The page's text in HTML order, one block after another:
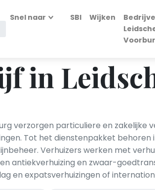
Snel naar SBI Wijken
in
verzorgen particuliere en zakelijke
Tot het dienstenpakket
Verhuizers werken met
antiekverhuizing en zwaar-
en expatsverhuizingen of